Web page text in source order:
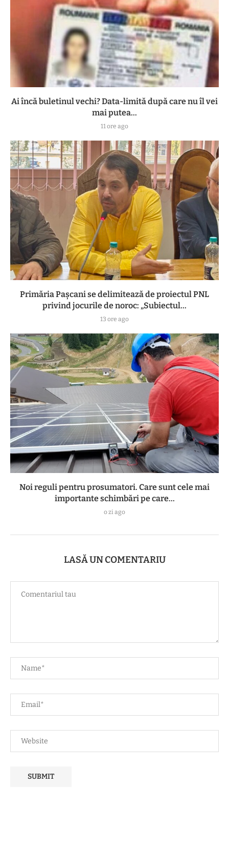
Ai încă buletinul vechi? Data-limită după care nu îl vei
mai putea...
11 ore ago
Primăria Pașcani se delimitează de proiectul PNL
privind jocurile de noroc: „Subiectul...
13 ore ago
Noi reguli pentru prosumatori. Care sunt cele mai
importante schimbări pe care...
o zi ago
LASĂ UN COMENTARIU